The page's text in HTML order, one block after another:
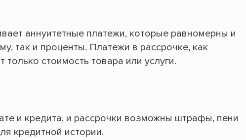
аннуитетные платежи, которые равномерны и
так и проценты. Платежи в рассрочке, как
стоимость товара или услуги.
и кредита, и рассрочки возможны штрафы, пени
кредитной истории.